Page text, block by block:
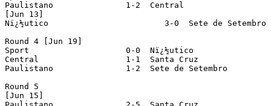
Paulistano		 1-2  Central
[Jun 13]
Nï¿½utico			 3-0  Sete de Setembro
Round 4 [Jun 19]
Sport			 0-0  Nï¿½utico
Central			 1-1  Santa Cruz
Paulistano		 1-2  Sete de Setembro
Round 5
[Jun 15]